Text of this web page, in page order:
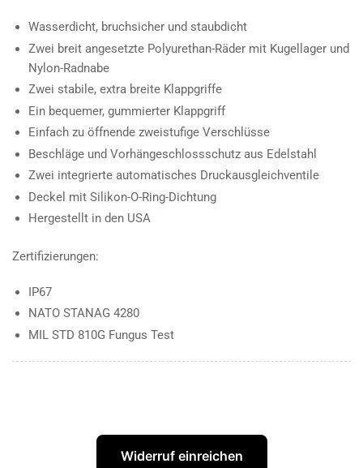
Wasserdicht, bruchsicher und staubdicht
Zwei breit angesetzte Polyurethan-Räder mit Kugellager und
Nylon-Radnabe
Zwei stabile, extra breite Klappgriffe
Ein bequemer, gummierter Klappgriff
Einfach zu öffnende zweistufige Verschlüsse
Beschläge und Vorhängeschlossschutz aus Edelstahl
Zwei integrierte automatisches Druckausgleichventile
Deckel mit Silikon-O-Ring-Dichtung
Hergestellt in den USA
Zertifizierungen:
IP67
NATO STANAG 4280
MIL STD 810G Fungus Test
Widerruf einreichen